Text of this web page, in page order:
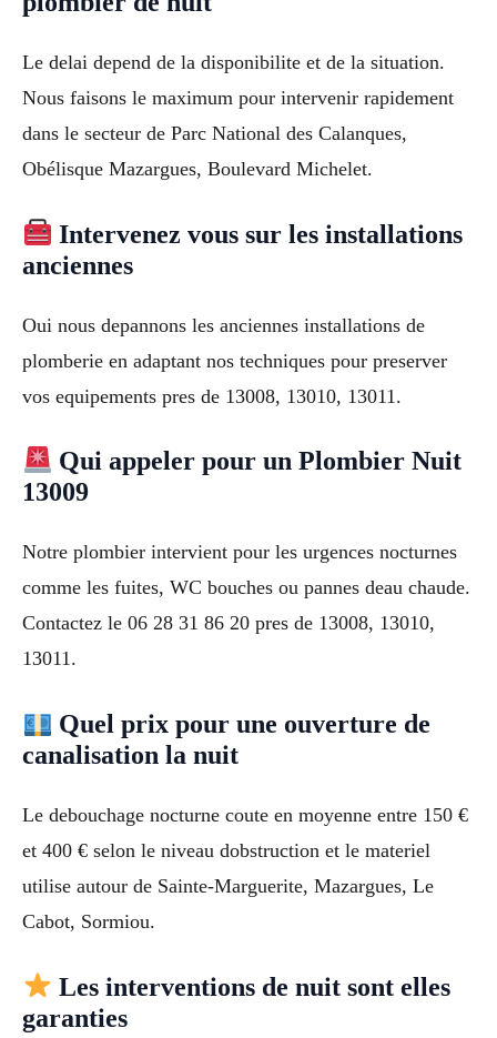
Le delai depend de la disponibilite et de la situation.
Nous faisons le maximum pour intervenir rapidement
dans le secteur de Parc National des Calanques,
Obélisque Mazargues, Boulevard Michelet.
Intervenez vous sur les installations
anciennes
Oui nous depannons les anciennes installations de
plomberie en adaptant nos techniques pour preserver
vos equipements pres de 13008, 13010, 13011.
Qui appeler pour un Plombier Nuit
13009
Notre plombier intervient pour les urgences nocturnes
comme les fuites, WC bouches ou pannes deau chaude.
Contactez le 06 28 31 86 20 pres de 13008, 13010,
13011.
Quel prix pour une ouverture de
canalisation la nuit
Le debouchage nocturne coute en moyenne entre 150 €
et 400 € selon le niveau dobstruction et le materiel
utilise autour de Sainte-Marguerite, Mazargues, Le
Cabot, Sormiou.
Les interventions de nuit sont elles
garanties